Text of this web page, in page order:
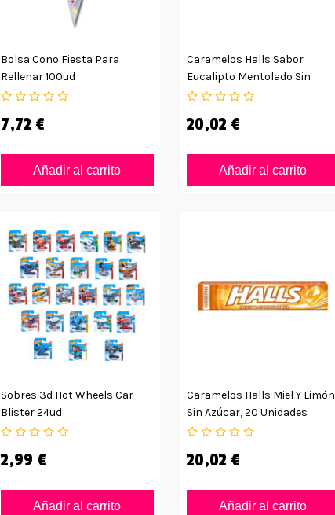
Bolsa Cono Fiesta Para
Rellenar 100ud
7,72 €
Añadir al carrito
Caramelos Halls Sabor
Eucalipto Mentolado Sin
Azúcar
20,02 €
Añadir al carrito
Sobres 3d Hot Wheels Car
Blister 24ud
2,99 €
Añadir al carrito
Caramelos Halls Miel Y Limón
Sin Azúcar, 20 Unidades
20,02 €
Añadir al carrito